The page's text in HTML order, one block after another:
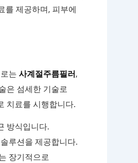
를 제공하며, 피부에
는 사계절주름필러,
은 섬세한 기술로
치료를 시행합니다.
방식입니다.
루션을 제공합니다.
장기적으로